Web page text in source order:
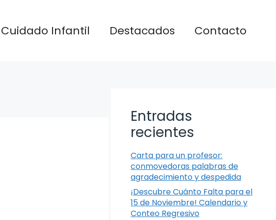
Cuidado Infantil Destacados Contacto
Entradas
recientes
Carta para un profesor:
conmovedoras palabras de
agradecimiento y despedida
¡Descubre Cuánto Falta para el
15 de Noviembre! Calendario y
Conteo Regresivo